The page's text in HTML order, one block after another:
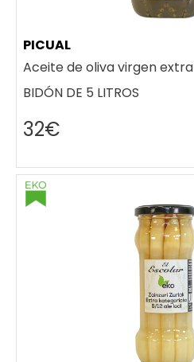
PICUAL
Aceite de oliva virgen extra
BIDÓN DE 5 LITROS
32€